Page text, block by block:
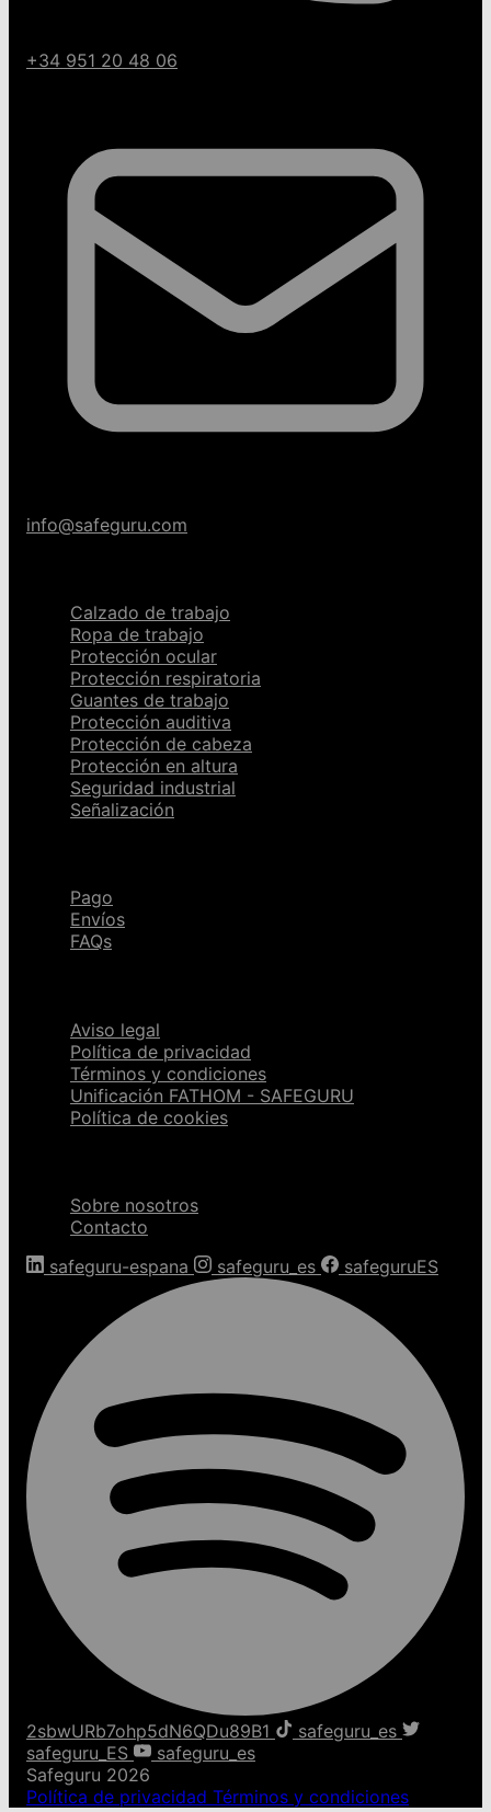
+34 951 20 48 06
info@safeguru.com
Calzado de trabajo
Ropa de trabajo
Protección ocular
Protección respiratoria
Guantes de trabajo
Protección auditiva
Protección de cabeza
Protección en altura
Seguridad industrial
Señalización
Pago
Envíos
FAQs
Aviso legal
Política de privacidad
Términos y condiciones
Unificación FATHOM - SAFEGURU
Política de cookies
Sobre nosotros
Contacto
safeguru-espana
safeguru_es safeguruES
2sbwURb7ohp5dN6QDu89B1
safeguru_es
safeguru_ES
safeguru_es
Safeguru 2026
Política de privacidad Términos y condiciones